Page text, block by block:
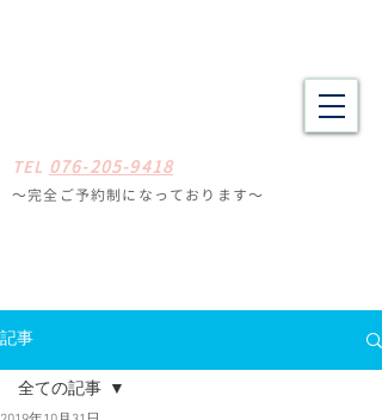
TEL 076-205-9418
〜完全ご予約制になっ ております〜
記事
全ての記事